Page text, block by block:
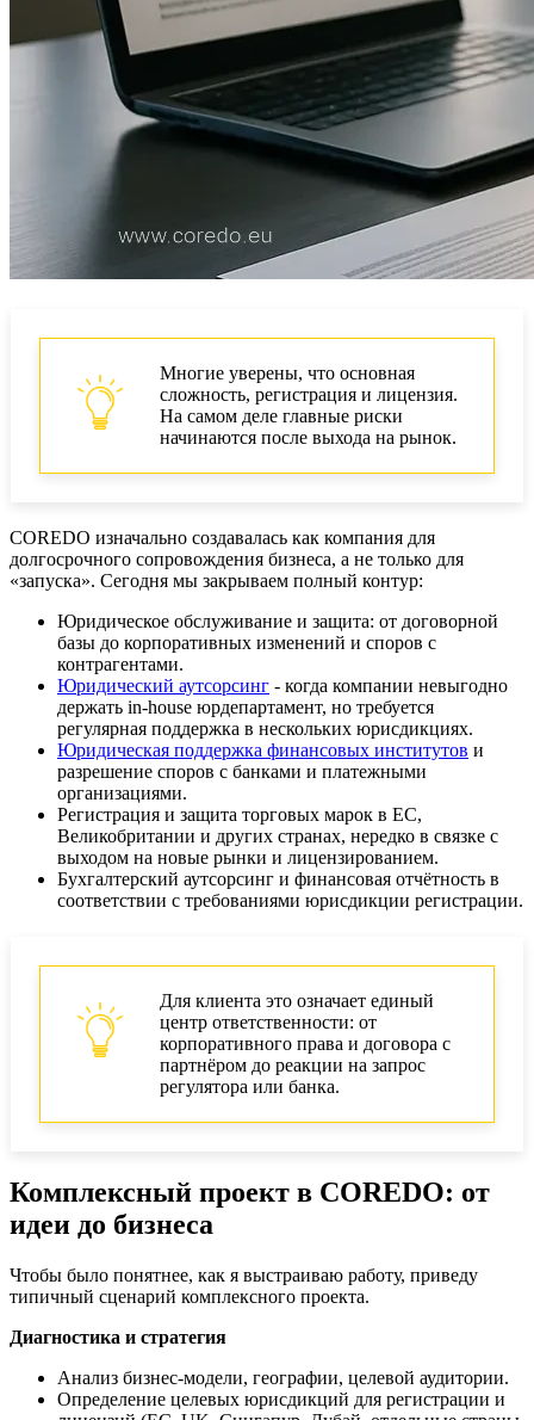
Многие уверены, что основная
сложность, регистрация и лицензия.
На самом деле главные риски
начинаются после выхода на рынок.
COREDO изначально создавалась как компания для
долгосрочного сопровождения бизнеса, а не только для
«запуска». Сегодня мы закрываем полный контур:
Юридическое обслуживание и защита: от договорной
базы до корпоративных изменений и споров с
контрагентами.
Юридический аутсорсинг - когда компании невыгодно
держать in‑house юрдепартамент, но требуется
регулярная поддержка в нескольких юрисдикциях.
Юридическая поддержка финансовых институтов и
разрешение споров с банками и платежными
организациями.
Регистрация и защита торговых марок в ЕС,
Великобритании и других странах, нередко в связке с
выходом на новые рынки и лицензированием.
Бухгалтерский аутсорсинг и финансовая отчётность в
соответствии с требованиями юрисдикции регистрации.
Для клиента это означает единый
центр ответственности: от
корпоративного права и договора с
партнёром до реакции на запрос
регулятора или банка.
Комплексный проект в COREDO: от
идеи до бизнеса
Чтобы было понятнее, как я выстраиваю работу, приведу
типичный сценарий комплексного проекта.
Диагностика и стратегия
Анализ бизнес‑модели, географии, целевой аудитории.
Определение целевых юрисдикций для регистрации и